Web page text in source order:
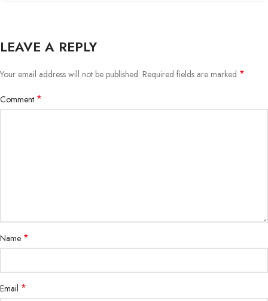
LEAVE A REPLY
Your email address will not be published. Required fields are marked *
Comment *
Name *
Email *